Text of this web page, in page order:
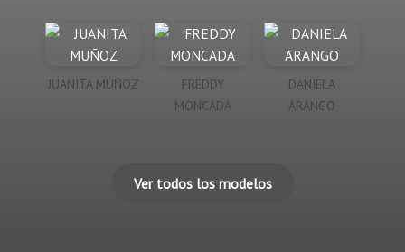
JUANITA MUÑOZ
FREDDY
MONCADA
DANIELA
ARANGO
Ver todos los modelos